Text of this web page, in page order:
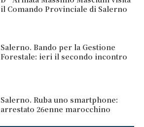
il Comando Provinciale di Salerno
Salerno. Bando per la Gestione
Forestale: ieri il secondo incontro
Salerno. Ruba uno smartphone:
arrestato 26enne marocchino